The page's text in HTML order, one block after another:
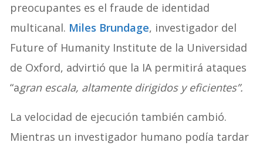
preocupantes es el fraude de identidad
multicanal. Miles Brundage, investigador del
Future of Humanity Institute de la Universidad
de Oxford, advirtió que la IA permitirá ataques
“agran escala, altamente dirigidos y eficientes”.
La velocidad de ejecución también cambió.
Mientras un investigador humano podía tardar